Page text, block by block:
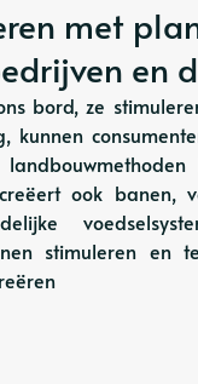
met
en
bord, ze
ook banen,
stimuleren en